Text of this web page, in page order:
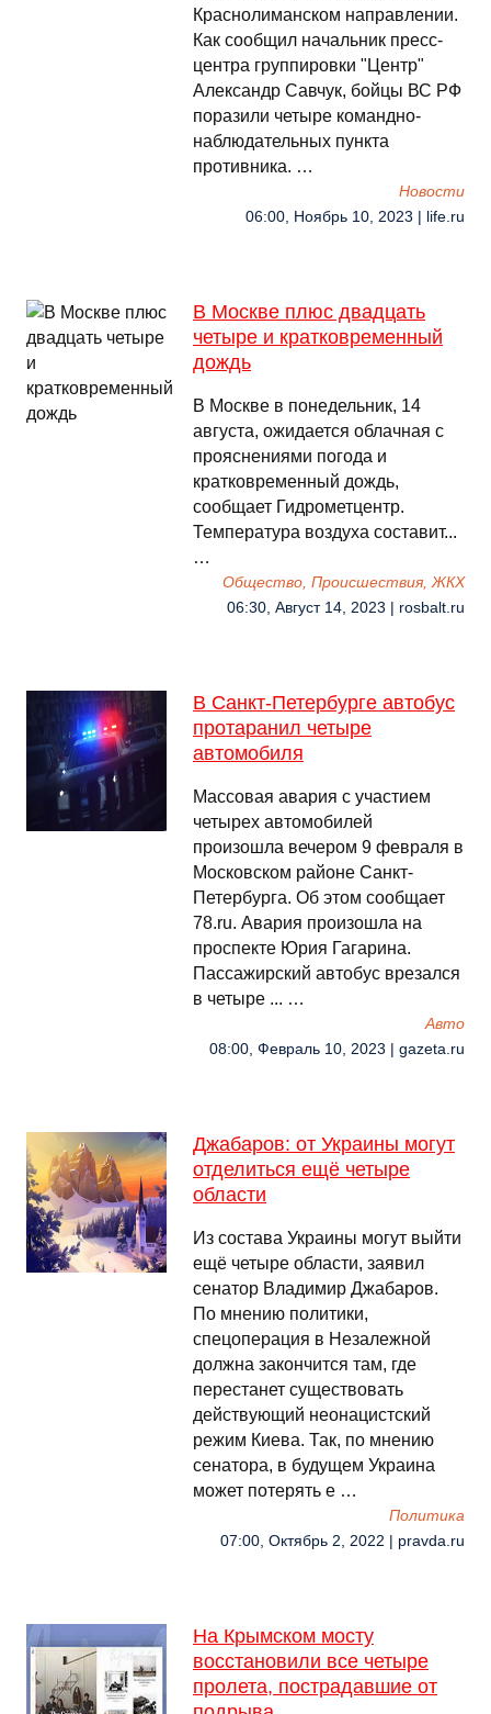
Краснолиманском направлении.
Как сообщил начальник пресс-
центра группировки "Центр"
Александр Савчук, бойцы ВС РФ
поразили четыре командно-
наблюдательных пункта
противника. …
Новости
06:00, Ноябрь 10, 2023 | life.ru
В Москве плюс двадцать
четыре и кратковременный
дождь
В Москве в понедельник, 14
августа, ожидается облачная с
прояснениями погода и
кратковременный дождь,
сообщает Гидрометцентр.
Температура воздуха составит...
…
Общество, Происшествия, ЖКХ
06:30, Август 14, 2023 | rosbalt.ru
В Санкт-Петербурге автобус
протаранил четыре
автомобиля
Массовая авария с участием
четырех автомобилей
произошла вечером 9 февраля в
Московском районе Санкт-
Петербурга. Об этом сообщает
78.ru. Авария произошла на
проспекте Юрия Гагарина.
Пассажирский автобус врезался
в четыре ... …
Авто
08:00, Февраль 10, 2023 | gazeta.ru
Джабаров: от Украины могут
отделиться ещё четыре
области
Из состава Украины могут выйти
ещё четыре области, заявил
сенатор Владимир Джабаров.
По мнению политики,
спецоперация в Незалежной
должна закончится там, где
перестанет существовать
действующий неонацистский
режим Киева. Так, по мнению
сенатора, в будущем Украина
может потерять е …
Политика
07:00, Октябрь 2, 2022 | pravda.ru
На Крымском мосту
восстановили все четыре
пролета, пострадавшие от